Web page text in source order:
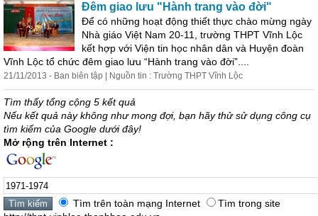
Đêm giao lưu "Hành trang vào đời"
Để có những hoạt động thiết thực chào mừng ngày
Nhà giáo Việt Nam 20-11, trường THPT Vĩnh Lộc
kết hợp với Viện tin học nhân dân và Huyện đoàn
Vĩnh Lộc tổ chức đêm giao lưu “Hành trang vào đời”....
21/11/2013 - Ban biên tập | Nguồn tin : Trường THPT Vĩnh Lộc
Tìm thấy tổng cộng 5 kết quả
Nếu kết quả này không như mong đợi, bạn hãy thử sử dụng công cụ
tìm kiếm của Google dưới đây!
Mở rộng trên Internet :
Tìm trên toàn mạng Internet
Tìm trong site